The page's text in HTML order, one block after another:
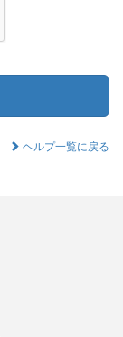
ヘルプ一覧に戻る